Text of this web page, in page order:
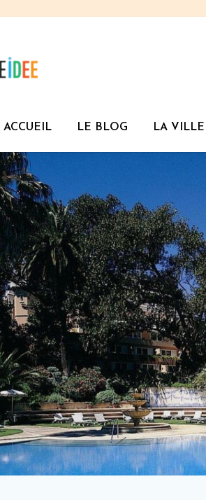
ACCUEIL LE BLOG LA VILLE